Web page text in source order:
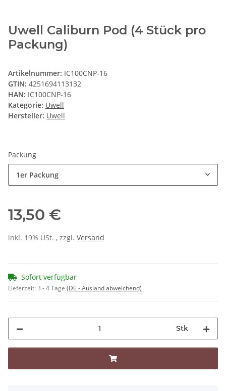
Uwell Caliburn Pod (4 Stück pro
Packung)
Artikelnummer: IC100CNP-16
GTIN: 4251694113132
HAN: IC100CNP-16
Kategorie: Uwell
Hersteller: Uwell
Packung
1er Packung
13,50 €
inkl. 19% USt. , zzgl. Versand
Sofort verfügbar
Lieferzeit:3 - 4 Tage (DE - Ausland abweichend)
Stk